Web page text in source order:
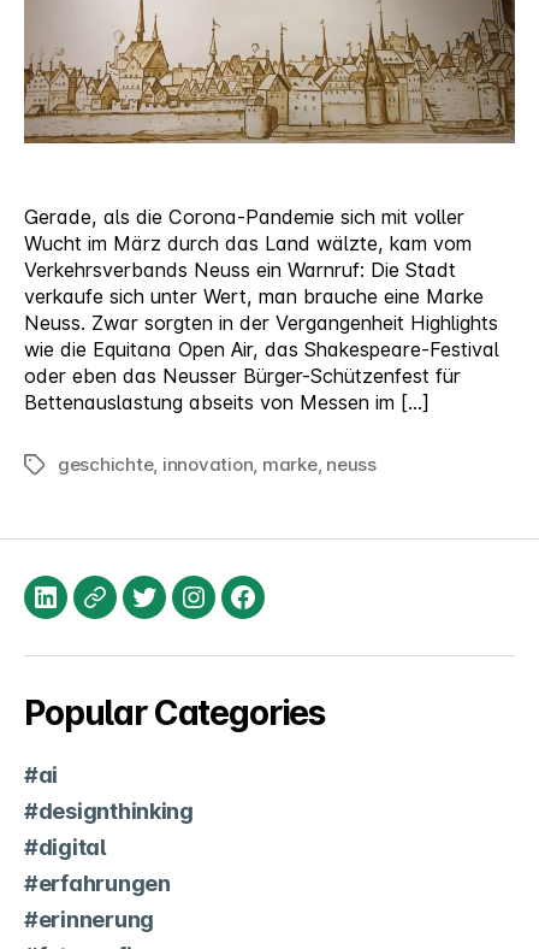
Gerade, als die Corona-Pandemie sich mit voller
Wucht im März durch das Land wälzte, kam vom
Verkehrsverbands Neuss ein Warnruf: Die Stadt
verkaufe sich unter Wert, man brauche eine Marke
Neuss. Zwar sorgten in der Vergangenheit Highlights
wie die Equitana Open Air, das Shakespeare-Festival
oder eben das Neusser Bürger-Schützenfest für
Bettenauslastung abseits von Messen im […]
Schlagwörter
geschichte, innovation, marke, neuss
LinkedIn
XINGTwitterInstagramFacebook
Popular Categories
#ai
#designthinking
#digital
#erfahrungen
#erinnerung